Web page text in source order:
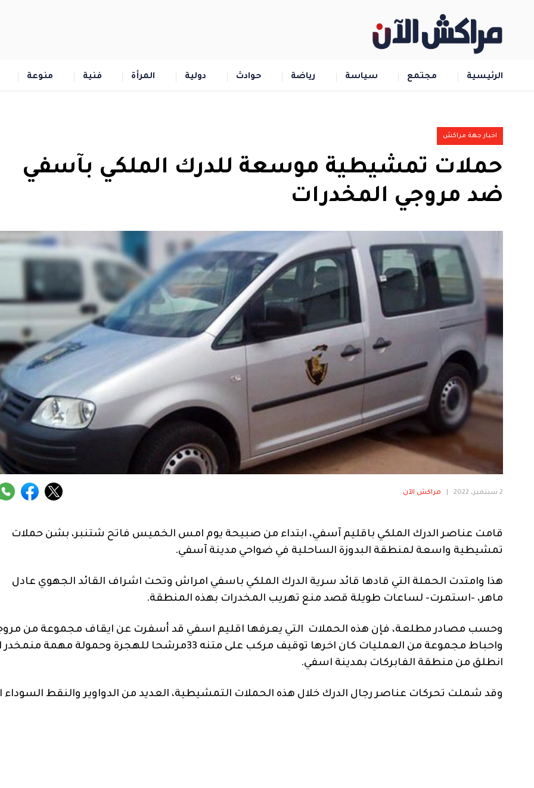
الرئيسية مجتمع سياسة رياضة حوادث دولية المرأة فنية منوعة
اخبار جهة مراكش
حملات تمشيطية موسعة للدرك الملكي بآسفي
ضد مروجي المخدرات
2 سبتمبر، 2022 مراكش الآن
قامت عناصر الدرك الملكي باقليم آسفي، ابتداء من صبيحة يوم امس الخميس فاتح شتنبر، بشن حملات
تمشيطية واسعة لمنطقة البدوزة الساحلية في ضواحي مدينة آسفي.
هذا وامتدت الحملة التي قادها قائد سرية الدرك الملكي باسفي امراش وتحت اشراف القائد الجهوي عادل
ماهر، -استمرت- لساعات طويلة قصد منع تهريب المخدرات بهذه المنطقة.
وحسب مصادر مطلعة، فإن هذه الحملات التي يعرفها اقليم اسفي قد أسفرت عن ايقاف مجموعة من
واحباط مجموعة من العمليات كان اخرها توقيف مركب على متنه مرشحا للهجرة وحمولة مهمة منمخدر
انطلق من منطقة الفابركات بمدينة اسفي.
وقد شملت تحركات عناصر رجال الدرك خلال هذه الحملات التمشيطية، العديد من الدواوير والنقط السوداء